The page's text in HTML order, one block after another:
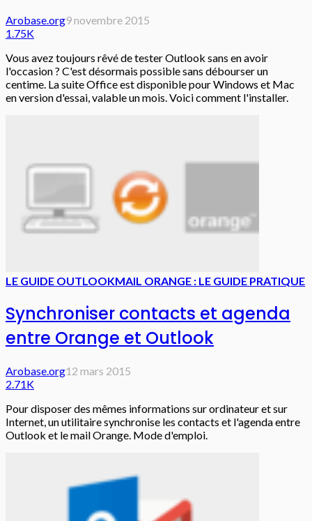
Arobase.org9 novembre 2015
1.75K
Vous avez toujours rêvé de tester Outlook sans en avoir
l'occasion ? C'est désormais possible sans débourser un
centime. La suite Office est disponible pour Windows et Mac
en version d'essai, valable un mois. Voici comment l'installer.
LE GUIDE OUTLOOKMAIL ORANGE : LE GUIDE PRATIQUE
Synchroniser contacts et agenda
entre Orange et Outlook
Arobase.org12 mars 2015
2.71K
Pour disposer des mêmes informations sur ordinateur et sur
Internet, un utilitaire synchronise les contacts et l'agenda entre
Outlook et le mail Orange. Mode d'emploi.